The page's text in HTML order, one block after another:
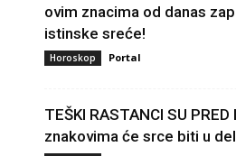
ovim znacima od danas
istinske sreće!
Horoskop Portal
TEŠKI RASTANCI SU
znakovima će srce biti u